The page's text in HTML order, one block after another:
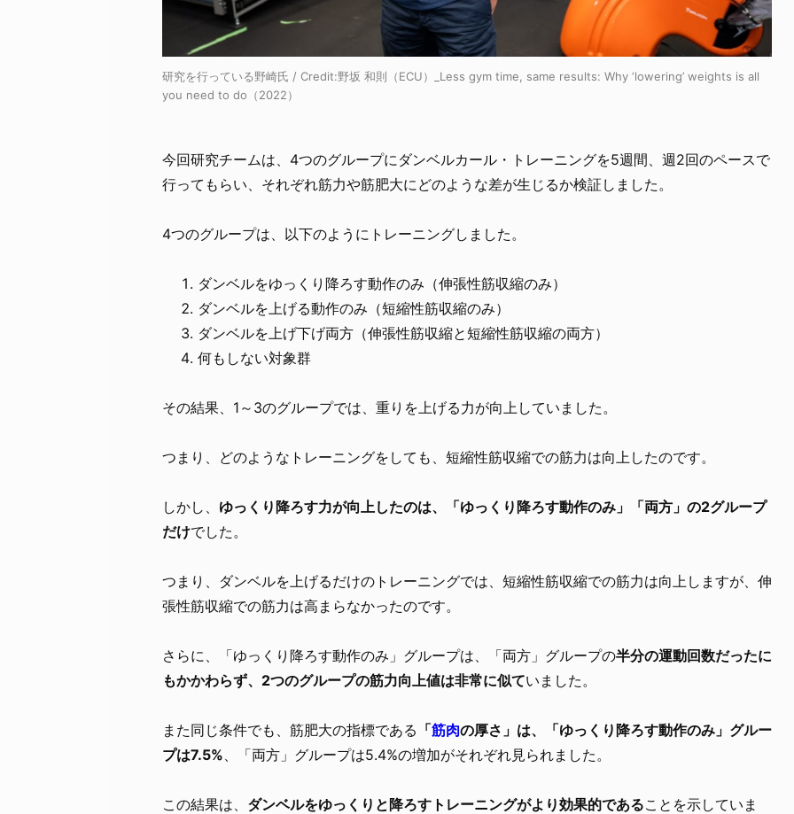
研究を行っている野崎氏 / Credit:野坂 和則（ECU）_Less gym time, same results: Why ‘lowering’ weights is all
you need to do（2022）
今回研究チームは、4つのグループにダンベルカール・トレーニングを5週間、週2回のペースで
行ってもらい、それぞれ筋力や筋肥大にどのような差が生じるか検証しました。
4つのグループは、以下のようにトレーニングしました。
ダンベルをゆっくり降ろす動作のみ（伸張性筋収縮のみ）
ダンベルを上げる動作のみ（短縮性筋収縮のみ）
ダンベルを上げ下げ両方（伸張性筋収縮と短縮性筋収縮の両方）
何もしない対象群
その結果、1～3のグループでは、重りを上げる力が向上していました。
つまり、どのようなトレーニングをしても、短縮性筋収縮での筋力は向上したのです。
しかし、 ゆっくり降ろす力が向上したのは、「ゆっくり降ろす動作のみ」「両方」の2グループ
だけでした。
つまり、ダンベルを上げるだけのトレーニングでは、短縮性筋収縮での筋力は向上しますが、伸
張性筋収縮での筋力は高まらなかったのです。
さらに、「ゆっくり降ろす動作のみ」グループは、「両方」グループの半分の運動回数だったに
もかかわらず、2つのグループの筋力向上値は非常に似ていました。
また同じ条件でも、筋肥大の指標である 「筋肉の厚さ」は、「ゆっくり降ろす動作のみ」グルー
プは7.5% 、「両方」グループは5.4%の増加がそれぞれ見られました。
この結果は、 ダンベルをゆっくりと降ろすトレーニングがより効果的であることを示していま